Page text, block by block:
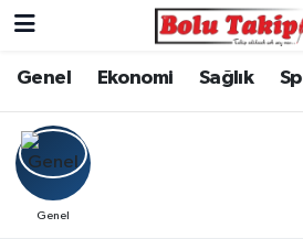
Genel Ekonomi Sağlık
Genel